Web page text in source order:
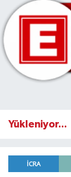
Yükleniyor...